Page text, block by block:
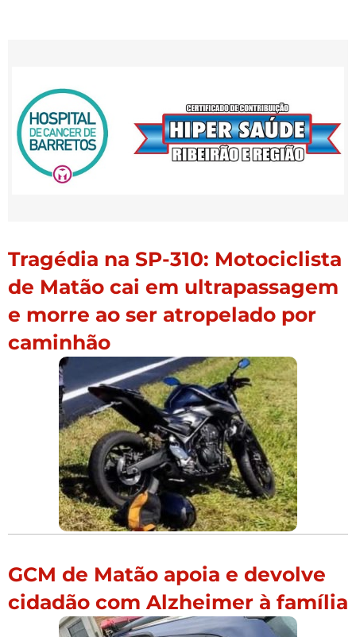
Tragédia na SP-310: Motociclista
de Matão cai em ultrapassagem
e morre ao ser atropelado por
caminhão
GCM de Matão apoia e devolve
cidadão com Alzheimer à família